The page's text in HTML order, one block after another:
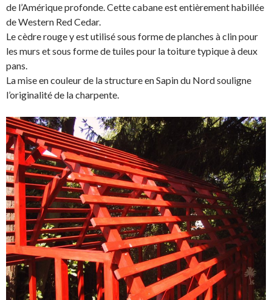
de l’Amérique profonde. Cette cabane est entièrement habillée
de Western Red Cedar.
Le cèdre rouge y est utilisé sous forme de planches à clin pour
les murs et sous forme de tuiles pour la toiture typique à deux
pans.
La mise en couleur de la structure en Sapin du Nord souligne
l’originalité de la charpente.